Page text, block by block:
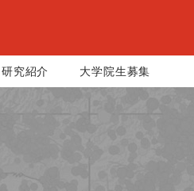
研究紹介 大学院生募集